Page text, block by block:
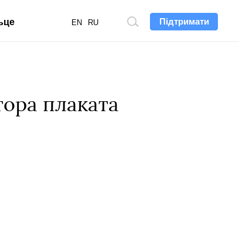
Підтримати
Пошук
EN RU
плаката